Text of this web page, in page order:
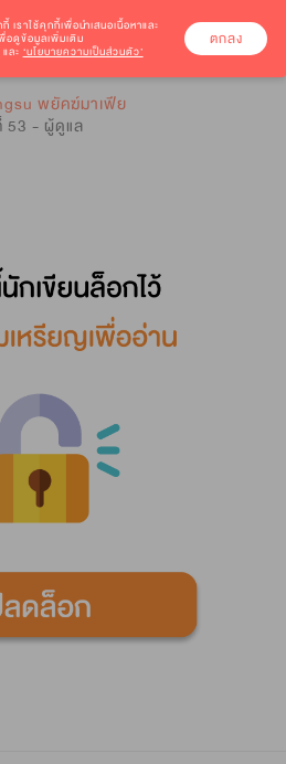
พยัคฆ์มาเฟีย
53 - ผู้ดูแล
กี้ เราใช้คุกกี้เพื่อนำเสนอเนื้อหาและ
อดูข้อมูลเพิ่มเติม
และ ‘นโยบายความเป็นส่วนตัว’
ตกลง